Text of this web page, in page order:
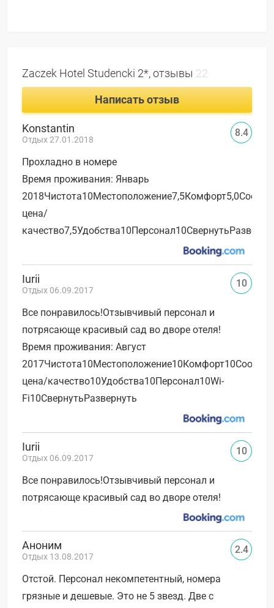
Zaczek Hotel Studencki 2*, отзывы 22
Написать отзыв
Konstantin
Отдых 27.01.2018
Прохладно в номере
Время проживания: Январь
цена/
8.4
Iurii
Отдых 06.09.2017
Все понравилось!Отзывчивый персонал и
потрясающе красивый сад во дворе отеля!
Время проживания: Август
цена/качество10Удобства10Персонал10Wi-
Fi10СвернутьРазвернуть
10
Iurii
Отдых 06.09.2017
Все понравилось!Отзывчивый персонал и
потрясающе красивый сад во дворе отеля!
10
Аноним
Отдых 13.08.2017
Отстой. Персонал некомпетентный, номера
грязные и дешевые. Это не 5 звезд. Две с
2.4